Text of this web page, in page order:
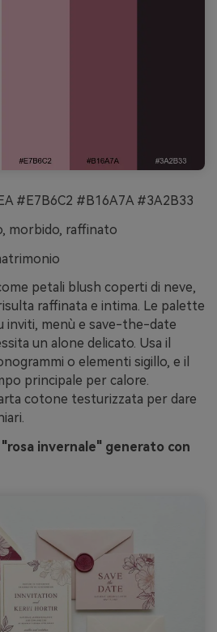
#E7B6C2 #B16A7A #3A2B33
morbido, raffinato
petali blush coperti di neve,
raffinata e intima. Le palette
inviti, menù e save-the-date
un alone delicato. Usa il
o elementi sigillo, e il
principale per calore.
cotone testurizzata per dare
"rosa invernale" generato con